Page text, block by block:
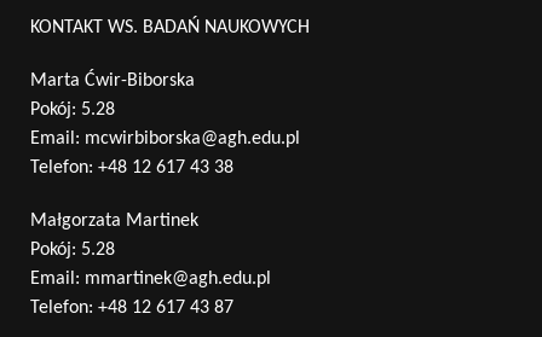
KONTAKT WS. BADAŃ NAUKOWYCH
Marta Ćwir-Biborska
Pokój: 5.28
Email: mcwirbiborska@agh.edu.pl
Telefon: +48 12 617 43 38
Małgorzata Martinek
Pokój: 5.28
Email: mmartinek@agh.edu.pl
Telefon: +48 12 617 43 87